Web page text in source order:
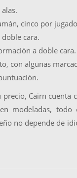
cinco por
cara.
a doble cara.
con algunas
precio, Cairn
modeladas,
no depende de